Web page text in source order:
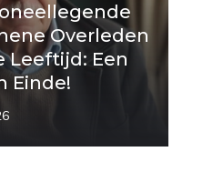
Overleden
Leeftijd: Een
Einde!